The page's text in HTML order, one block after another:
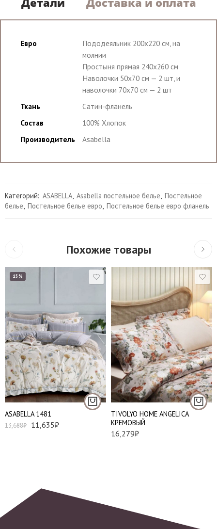
Евро
Пододеяльник 200х220 см, на
молнии
Простыня прямая 240х260 см
Наволочки 50х70 см — 2 шт, и
наволочки 70х70 см — 2 шт
Ткань
Сатин-фланель
Состав
100% Хлопок
Производитель
Asabella
Категорий: ASABELLA, Asabella постельное белье, Постельное
белье, Постельное белье евро, Постельное белье евро фланель
Похожие товары
15%
АSABELLA 1481
13,688₽ 11,635₽
Евро
TIVOLYO HOME ANGELICA
КРЕМОВЫЙ
16,279₽
Евро стандарт